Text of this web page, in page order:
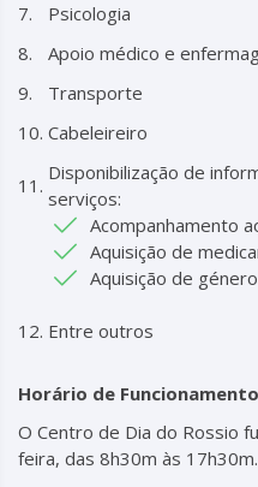
Psicologia
Apoio médico e
Transporte
Cabeleireiro
Disponibilização de
serviços:
Acompanhamento
Aquisição de
Aquisição de
Entre outros
Horário de Funcionamento
O Centro de Dia do Rossio
feira, das 8h30m às 17h30m.